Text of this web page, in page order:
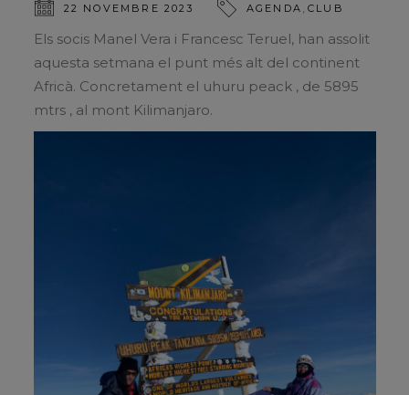
22 NOVEMBRE 2023 AGENDA CLUB
Els socis Manel Vera i Francesc Teruel, han assolit
aquesta setmana el punt més alt del continent
Africà. Concretament el uhuru peack , de 5895
mtrs , al mont Kilimanjaro.